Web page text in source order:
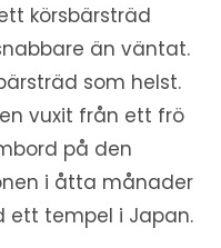
körsbärsträd
än väntat.
som helst.
vuxit från ett frö
på den
i åtta månader
ett tempel i Japan.